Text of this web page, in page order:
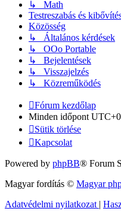
↳ Math
Testreszabás és
Közösség
↳ Általános kérdések
↳ OOo Portable
↳ Bejelentések
↳ Visszajelzés
↳ Közreműködés
Fórum kezdőlap
Minden időpont
Sütik törlése
Kapcsolat
Powered by phpBB® Forum
Magyar fordítás © Magyar
Adatvédelmi nyilatkozat